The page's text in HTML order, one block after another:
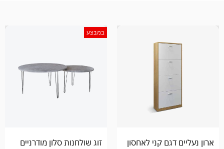
ארון נעליים דגם קני לאחסון
במבצע
זוג שולחנות סלון מודרניים